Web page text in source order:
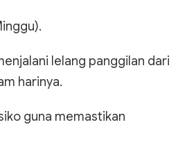
lelang panggilan dari
harinya.
guna memastikan